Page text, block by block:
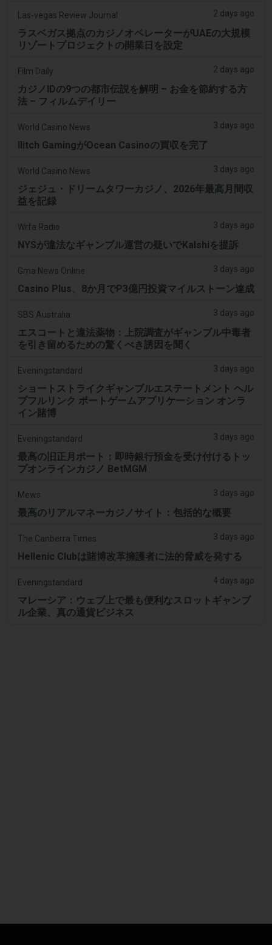
Las-vegas Review Journal 2 days ago
ラスベガス拠点のカジノオペレーターがUAEの大規模
リゾートプロジェクトの開業日を設定
Film Daily 2 days ago
カジノIDの9つの都市伝説を解明 – お金を節約する方
法 – フィルムデイリー
World Casino News 3 days ago
Ilitch GamingがOcean Casinoの買収を完了
World Casino News 3 days ago
ジェジュ・ドリームタワーカジノ、2026年最高月間収
益を記録
Wrfa Radio 3 days ago
NYSが違法なギャンブル運営の疑いでKalshiを提訴
Gma News Online 3 days ago
Casino Plus、8か月でP3億円投資マイルストーン達成
SBS Australia 3 days ago
エスコートと違法薬物：上院調査がギャンブル中毒者
を引き留めるための驚くべき誘因を聞く
Eveningstandard 3 days ago
ショートストライクギャンブルエステートメント ヘル
プフルリンク ポートゲームアプリケーション オンラ
イン賭博
Eveningstandard 3 days ago
最高の旧正月ポート：即時銀行預金を受け付けるトッ
プオンラインカジノ BetMGM
Mews 3 days ago
最高のリアルマネーカジノサイト：包括的な概要
The Canberra Times 3 days ago
Hellenic Clubは賭博改革擁護者に法的脅威を発する
Eveningstandard 4 days ago
マレーシア：ウェブ上で最も便利なスロットギャンブ
ル企業、真の通貨ビジネス